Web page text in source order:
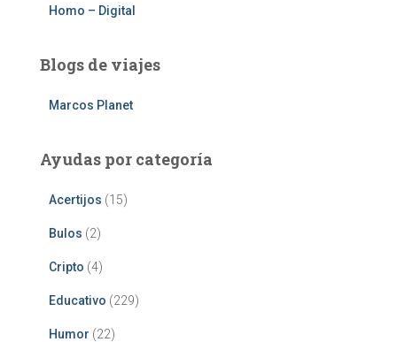
Homo – Digital
Blogs de viajes
Marcos Planet
Ayudas por categoría
Acertijos (15)
Bulos (2)
Cripto (4)
Educativo (229)
Humor (22)